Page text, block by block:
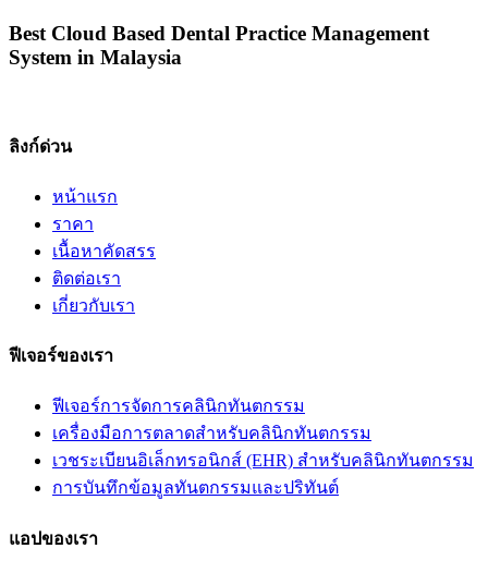
Best Cloud Based Dental Practice Management
System in Malaysia
ลิงก์ด่วน
หน้าแรก
ราคา
เนื้อหาคัดสรร​
ติดต่อเรา
เกี่ยวกับเรา
ฟีเจอร์ของเรา
ฟีเจอร์การจัดการคลินิกทันตกรรม
เครื่องมือการตลาดสำหรับคลินิกทันตกรรม
เวชระเบียนอิเล็กทรอนิกส์ (EHR) สำหรับคลินิกทันตกรรม
การบันทึกข้อมูลทันตกรรมและปริทันต์
แอปของเรา